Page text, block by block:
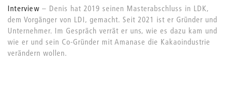
Interview
Denis hat 2019 seinen Masterabschluss in LDK,
dem Vorgänger von LDI, gemacht. Seit 2021 ist er Gründer und
Unternehmer. Im Gespräch verrät er uns, wie es dazu kam und
wie er und sein Co-Gründer mit Amanase die Kakaoindustrie
verändern wollen.